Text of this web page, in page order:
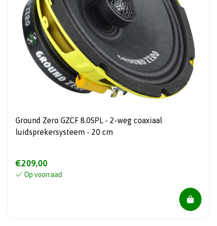
Ground Zero GZCF 8.0SPL - 2-weg coaxiaal
luidsprekersysteem - 20 cm
€209,00
Op voorraad